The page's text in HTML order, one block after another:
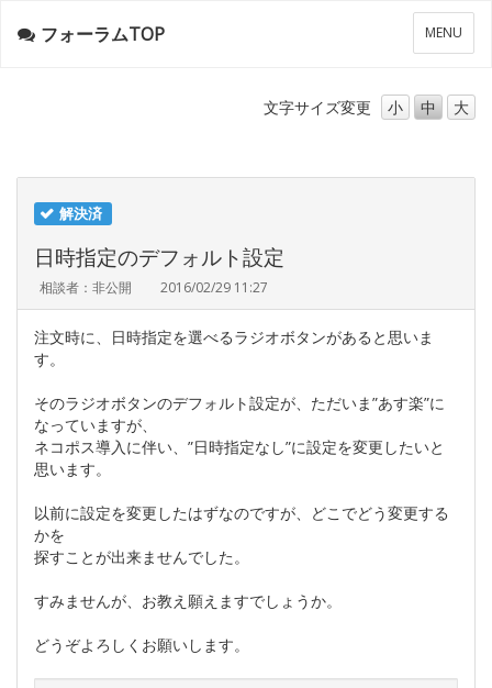
メ
ニ
ー
MENU
フォーラムTOP
文字サイズ変更 小 中 大
解決済
日時指定のデフォルト設定
相談者：非公開 2016/02/29 11:27
注文時に、日時指定を選べるラジオボタンがあると思いま
す。
そのラジオボタンのデフォルト設定が、ただいま”あす楽”に
なっていますが、
ネコポス導入に伴い、”日時指定なし”に設定を変更したいと
思います。
以前に設定を変更したはずなのですが、どこでどう変更する
かを
探すことが出来ませんでした。
すみませんが、お教え願えますでしょうか。
どうぞよろしくお願いします。